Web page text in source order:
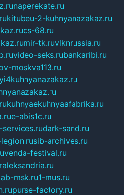
naperekate.ru
kitubeu-2-kuhnyanazakaz.ru
cs-68.ru
mir-tk.ruvlknrussia.ru
video-seks.rubankaribi.ru
moskva113.ru
kuhnyaekuhnyaafabrika.ru
e-abis1c.ru
services.rudark-sand.ru
sib-archives.ru
venda-festival.ru
msk.ru1-mus.ru
purse-factory.ru